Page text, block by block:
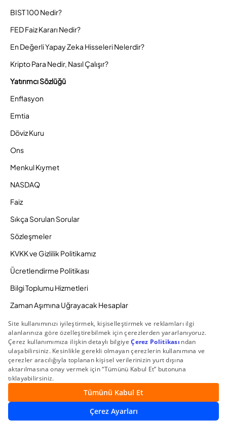
BIST 100 Nedir?
FED Faiz Kararı Nedir?
En Değerli Yapay Zeka Hisseleri Nelerdir?
Kripto Para Nedir, Nasıl Çalışır?
Yatırımcı Sözlüğü
Enflasyon
Emtia
Döviz Kuru
Ons
Menkul Kıymet
NASDAQ
Faiz
Sıkça Sorulan Sorular
Sözleşmeler
KVKK ve Gizlilik Politikamız
Ücretlendirme Politikası
Bilgi Toplumu Hizmetleri
Zaman Aşımına Uğrayacak Hesaplar
Duyurular ve Kampanyalar
© 2026 Gedik Yatırım Menkul Değerler AŞ. Tüm Hakları